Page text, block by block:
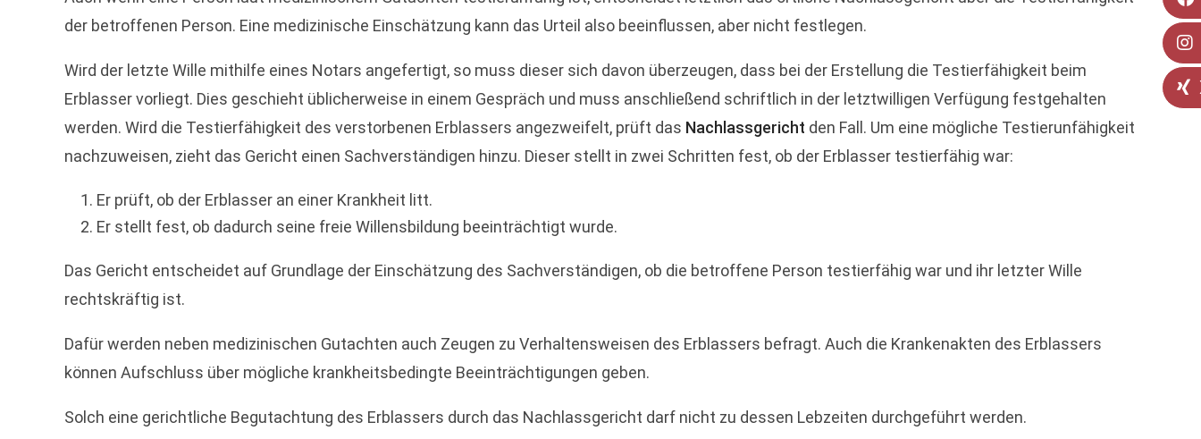
der betroffenen Person. Eine medizinische Einschätzung kann das Urteil also beeinflussen, aber nicht festlegen.
Wird der letzte Wille mithilfe eines Notars angefertigt, so muss dieser sich davon überzeugen, dass bei der Erstellung die Testierfähigkeit beim
Erblasser vorliegt. Dies geschieht üblicherweise in einem Gespräch und muss anschließend schriftlich in der letztwilligen Verfügung festgehalten
werden. Wird die Testierfähigkeit des verstorbenen Erblassers angezweifelt, prüft das Nachlassgericht den Fall. Um eine mögliche Testierunfähigkeit
nachzuweisen, zieht das Gericht einen Sachverständigen hinzu. Dieser stellt in zwei Schritten fest, ob der Erblasser testierfähig war:
Er prüft, ob der Erblasser an einer Krankheit litt.
Er stellt fest, ob dadurch seine freie Willensbildung beeinträchtigt wurde.
Das Gericht entscheidet auf Grundlage der Einschätzung des Sachverständigen, ob die betroffene Person testierfähig war und ihr letzter Wille
rechtskräftig ist.
Dafür werden neben medizinischen Gutachten auch Zeugen zu Verhaltensweisen des Erblassers befragt. Auch die Krankenakten des Erblassers
können Aufschluss über mögliche krankheitsbedingte Beeinträchtigungen geben.
Solch eine gerichtliche Begutachtung des Erblassers durch das Nachlassgericht darf nicht zu dessen Lebzeiten durchgeführt werden.